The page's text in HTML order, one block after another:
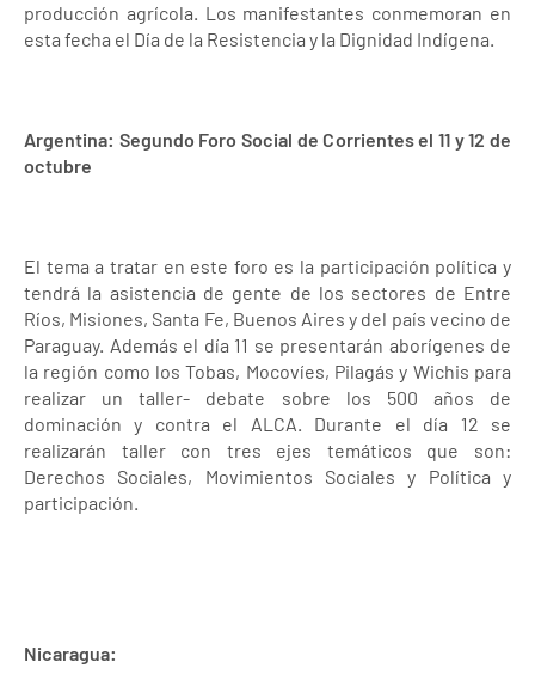
producción agrícola. Los manifestantes conmemoran en
esta fecha el Día de la Resistencia y la Dignidad Indígena.
Argentina: Segundo Foro Social de Corrientes el 11 y 12 de
octubre
El tema a tratar en este foro es la participación política y
tendrá la asistencia de gente de los sectores de Entre
Ríos, Misiones, Santa Fe, Buenos Aires y del país vecino de
Paraguay. Además el día 11 se presentarán aborígenes de
la región como los Tobas, Mocovíes, Pilagás y Wichis para
realizar un taller- debate sobre los 500 años de
dominación y contra el ALCA. Durante el día 12 se
realizarán taller con tres ejes temáticos que son:
Derechos Sociales, Movimientos Sociales y Política y
participación.
Nicaragua: